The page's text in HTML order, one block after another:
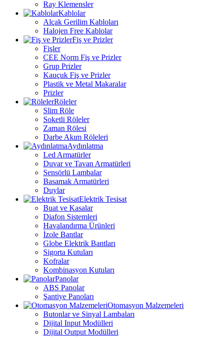
Ray Klemensler
Kablolar
Alçak Gerilim Kabloları
Halojen Free Kablolar
Fiş ve Prizler
Fişler
CEE Norm Fiş ve Prizler
Grup Prizler
Kauçuk Fiş ve Prizler
Plastik ve Metal Makaralar
Prizler
Röleler
Slim Röle
Soketli Röleler
Zaman Rölesi
Darbe Akım Röleleri
Aydınlatma
Led Armatürler
Duvar ve Tavan Armatürleri
Sensörlü Lambalar
Basamak Armatürleri
Duylar
Elektrik Tesisat
Buat ve Kasalar
Diafon Sistemleri
Havalandırma Ürünleri
İzole Bantlar
Globe Elektrik Bantları
Sigorta Kutuları
Kofralar
Kombinasyon Kutuları
Panolar
ABS Panolar
Şantiye Panoları
Otomasyon Malzemeleri
Butonlar ve Sinyal Lambaları
Dijital Input Modülleri
Dijital Output Modülleri